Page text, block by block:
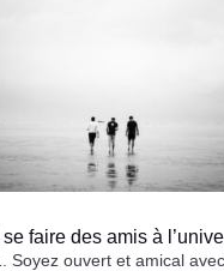
faire des amis à
Soyez ouvert et amical